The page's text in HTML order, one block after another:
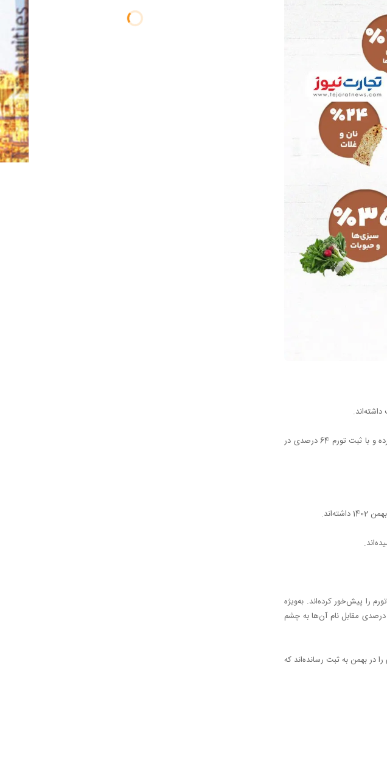
رشد قیمت گوشت محدود به گوشت قرمز نمی‌شود و گوشت ماهی‌ و صدف‌داران نیز رشد قیمت قابل‌توجهی را تجربه کرده و با ثبت تورم 64 درصدی در
احتمالاً تورم را پیش‌خور کرده‌اند. به‌ویژه
و چربی‌ها که با تورم سالانه 23 درصد که کمترین میزان تورم مواد غذایی را داشته‌اند تا ماه‌ها تورم بیش از 100 درصدی مقابل نام آن‌ها به چشم
کالایی استراتژیک شناخته می‌شوند و مشمول قیمت‌گذاری دستوری هستند تورم 24 درصدی را در بهمن به ثبت رسانده‌اند که